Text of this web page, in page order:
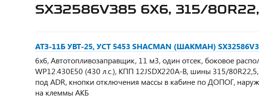
SX32586V385 6Х6, 315/
АТЗ-11Б УВТ-25, УСТ 5453 SHACMAN (ШАКМАН)
6х6, Автотопливозаправщик, 11 м3, один отсек, боковое
WP12.430E50 (430 л.с.), КПП 12JSDX220A-B, шины 315/
под ADR, кнопки отключения массы в кабине по ДОПОГ,
на клеммы АКБ